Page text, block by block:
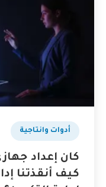
أدوات وانتاجية
كان إعداد